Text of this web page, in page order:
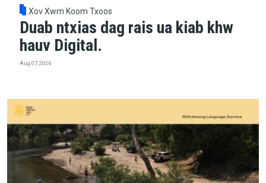
Xov Xwm Koom Txoos
Duab ntxias dag rais ua kiab khw
hauv Digital.
Aug 07, 2026